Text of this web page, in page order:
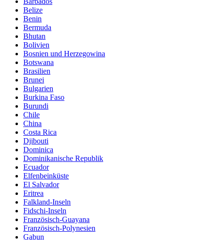
Belize
Benin
Bermuda
Bhutan
Bolivien
Bosnien und Herzegowina
Botswana
Brasilien
Brunei
Bulgarien
Burkina Faso
Burundi
Chile
China
Costa Rica
Djibouti
Dominica
Dominikanische Republik
Ecuador
Elfenbeinküste
El Salvador
Eritrea
Falkland-Inseln
Fidschi-Inseln
Französisch-Guayana
Französisch-Polynesien
Gabun